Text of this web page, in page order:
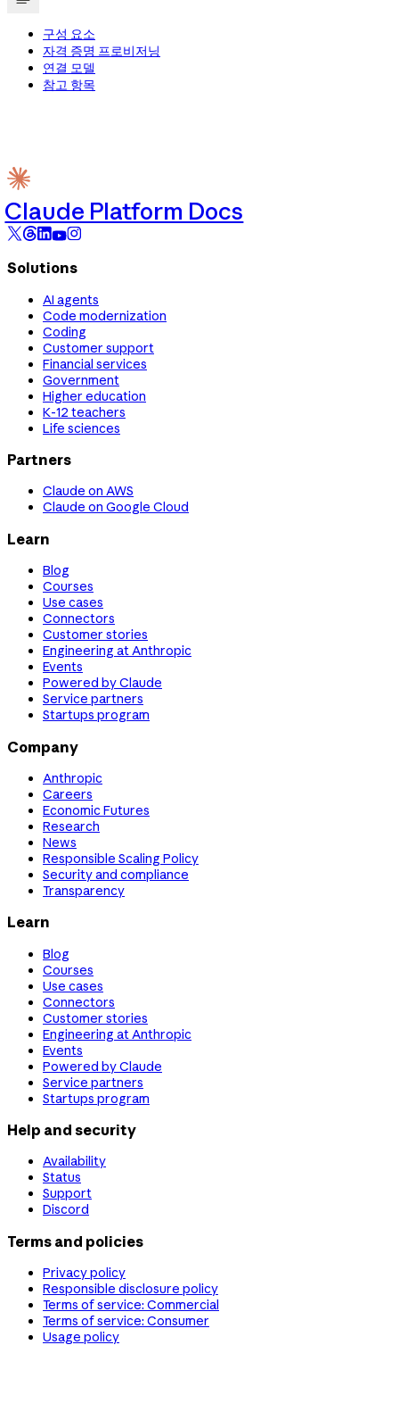
구성 요소
자격 증명 프로비저닝
연결 모델
참고 항목
Claude Platform Docs
Solutions
AI agents
Code modernization
Coding
Customer support
Financial services
Government
Higher education
K-12 teachers
Life sciences
Partners
Claude on AWS
Claude on Google Cloud
Learn
Blog
Courses
Use cases
Connectors
Customer stories
Engineering at Anthropic
Events
Powered by Claude
Service partners
Startups program
Company
Anthropic
Careers
Economic Futures
Research
News
Responsible Scaling Policy
Security and compliance
Transparency
Learn
Blog
Courses
Use cases
Connectors
Customer stories
Engineering at Anthropic
Events
Powered by Claude
Service partners
Startups program
Help and security
Availability
Status
Support
Discord
Terms and policies
Privacy policy
Responsible disclosure policy
Terms of service: Commercial
Terms of service: Consumer
Usage policy